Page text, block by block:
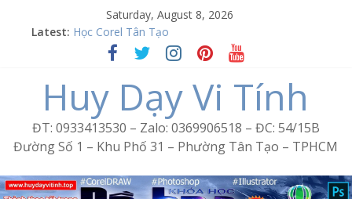
Saturday, August 8, 2026
Latest: Học Corel Tân Tạo
Cách tạo USB Boot bằng Ventoy
Khóa học Photoshop tại Tân Tạo
Excel Bình Trị Đông – Vi tính văn phòng cấp tốc
Word Bình Trị Đông – Tin học văn phòng cấp tốc
Huy Dạy Vi Tính
ĐT: 0933413530 – Zalo: 0369906518 – ĐC: 54/15B
Đường Số 1 – Khu Phố 31 – Phường Tân Tạo – TPHCM